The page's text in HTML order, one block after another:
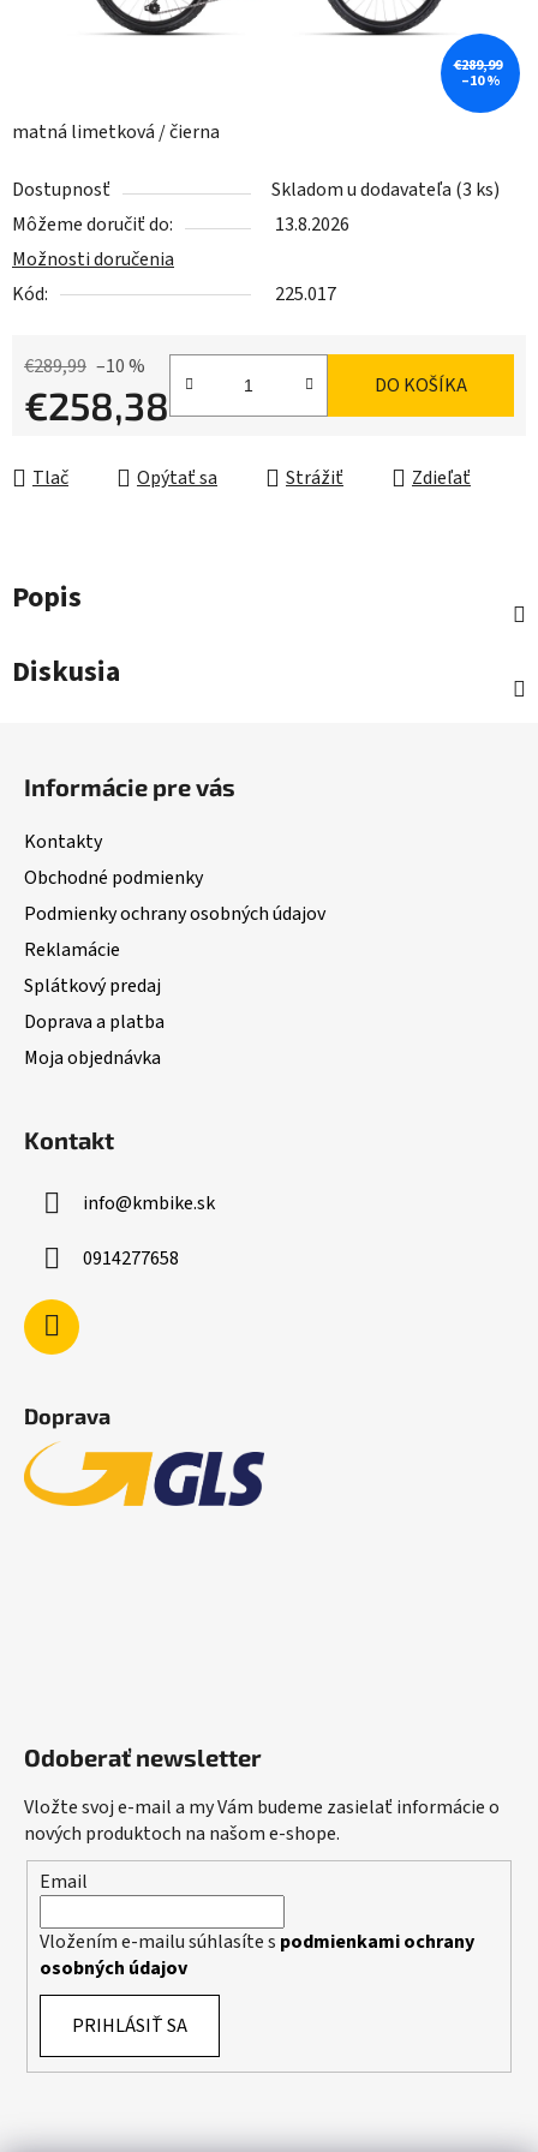
matná limetková / čierna
Dostupnosť Skladom u dodavateľa (3 ks)
Môžeme doručiť do:
13.8.2026
Možnosti doručenia
Kód:
225.017
€289,99 –10 %
€258,38 DO KOŠÍKA
Tlač Opýtať sa Strážiť Zdieľať
€289,99
–10 %
Popis
Diskusia
Informácie pre vás
Kontakty
Obchodné podmienky
Podmienky ochrany osobných údajov
Reklamácie
Splátkový predaj
Doprava a platba
Moja objednávka
Kontakt
info@kmbike.sk
0914277658
Doprava
Odoberať newsletter
Vložte svoj e-mail a my Vám budeme zasielať informácie o
nových produktoch na našom e-shope.
Email
Vložením e-mailu súhlasíte s podmienkami ochrany
osobných údajov
PRIHLÁSIŤ SA